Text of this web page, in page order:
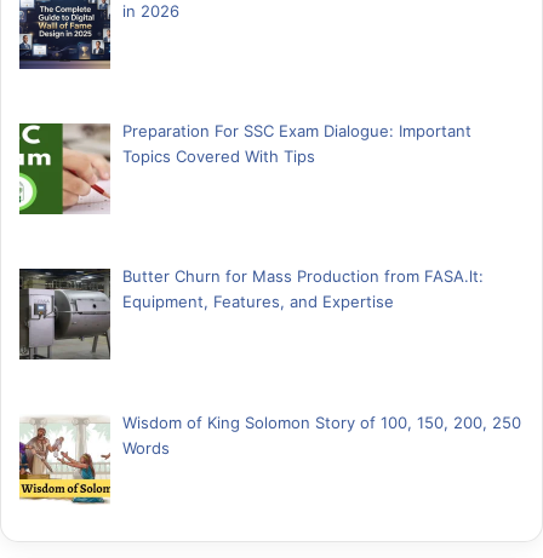
in 2026
Preparation For SSC Exam Dialogue: Important
Topics Covered With Tips
Butter Churn for Mass Production from FASA.lt:
Equipment, Features, and Expertise
Wisdom of King Solomon Story of 100, 150, 200, 250
Words